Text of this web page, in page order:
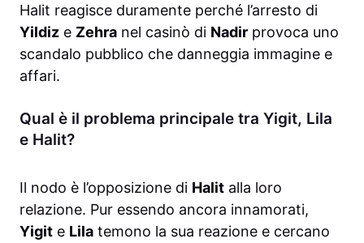
Halit reagisce duramente perché l’arresto di
Yildiz e Zehra nel casinò di Nadir provoca uno
scandalo pubblico che danneggia immagine e
affari.
Qual è il problema principale tra Yigit, Lila
e Halit?
Il nodo è l’opposizione di Halit alla loro
relazione. Pur essendo ancora innamorati,
Yigit e Lila temono la sua reazione e cercano